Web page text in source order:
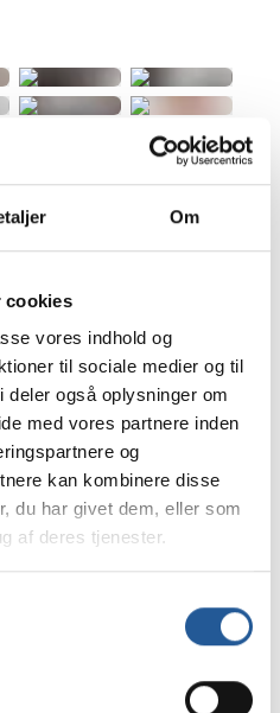
Om
cookies
vores indhold og
til sociale medier og til
også oplysninger om
med vores partnere inden
og
kan kombinere disse
du har givet dem, eller som
af deres tjenester.
DU
gerne vil arbejde med
Uddannelsen
og vedligeholdelse,
områder samt tilsyn
og aflæsning af
gerne vil arbejde med
på bygninger samt pleje af
renovation, rengøring